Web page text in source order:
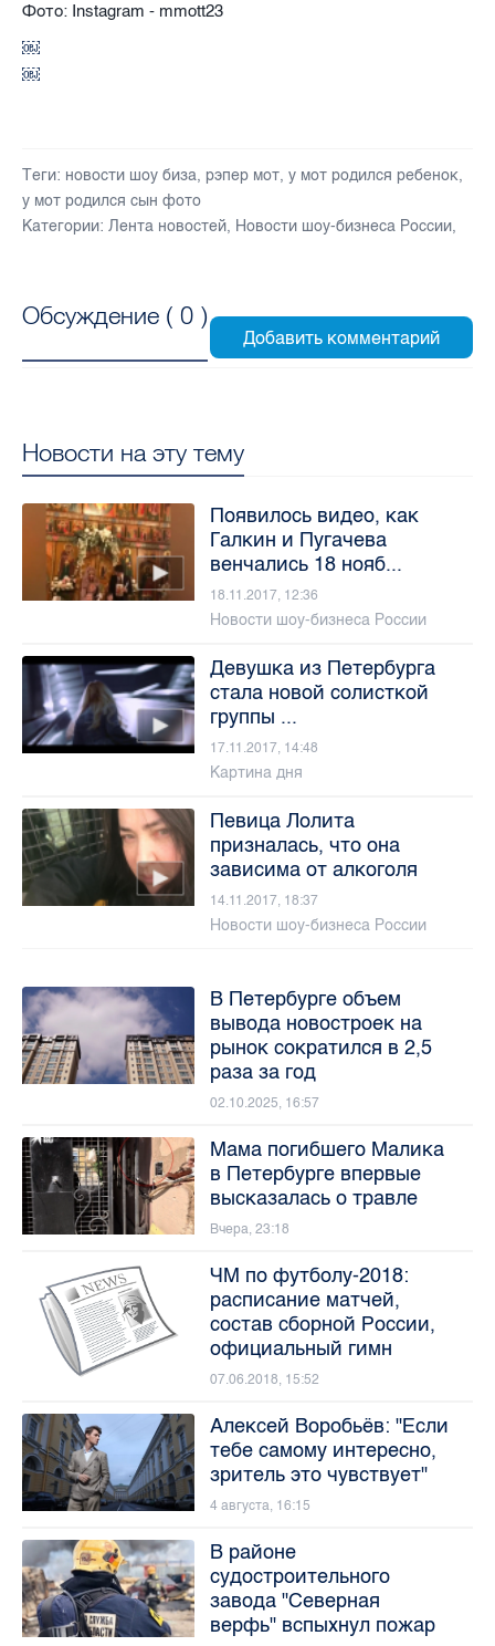
Фото: Instagram - mmott23
￼
￼
Теги: новости шоу биза, рэпер мот, у мот родился ребенок,
у мот родился сын фото
Категории: Лента новостей, Новости шоу-бизнеса России,
Обсуждение ( 0 )
Новости на эту тему
Появилось видео, как
Галкин и Пугачева
венчались 18 нояб...
18.11.2017, 12:36
Новости шоу-бизнеса России
Девушка из Петербурга
стала новой солисткой
группы ...
17.11.2017, 14:48
Картина дня
Певица Лолита
призналась, что она
зависима от алкоголя
14.11.2017, 18:37
Новости шоу-бизнеса России
В Петербурге объем
вывода новостроек на
рынок сократился в 2,5
раза за год
02.10.2025, 16:57
Мама погибшего Малика
в Петербурге впервые
высказалась о травле
Вчера, 23:18
ЧМ по футболу-2018:
расписание матчей,
состав сборной России,
официальный гимн
07.06.2018, 15:52
Алексей Воробьёв: "Если
тебе самому интересно,
зритель это чувствует"
4 августа, 16:15
В районе
судостроительного
завода "Северная
верфь" вспыхнул пожар